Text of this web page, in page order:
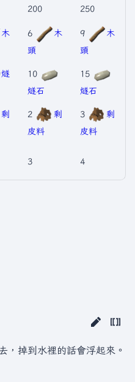
200 250
木
燧
剩
6
木
頭
10
燧石
2
剩
皮料
9
木
頭
15
燧石
3
剩
皮料
3 4
，掉到水裡的話會浮起來。